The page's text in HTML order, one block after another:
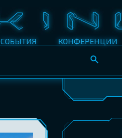
СОБЫТИЯ КОНФЕРЕНЦИИ